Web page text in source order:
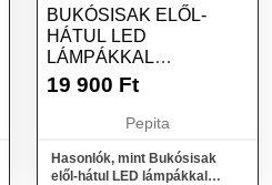
BUKÓSISAK ELŐL-
HÁTUL LED
LÁMPÁKKAL
RÓZSASZÍN S
19 900 Ft
Pepita
Hasonlók, mint Bukósisak
elől-hátul LED lámpákkal